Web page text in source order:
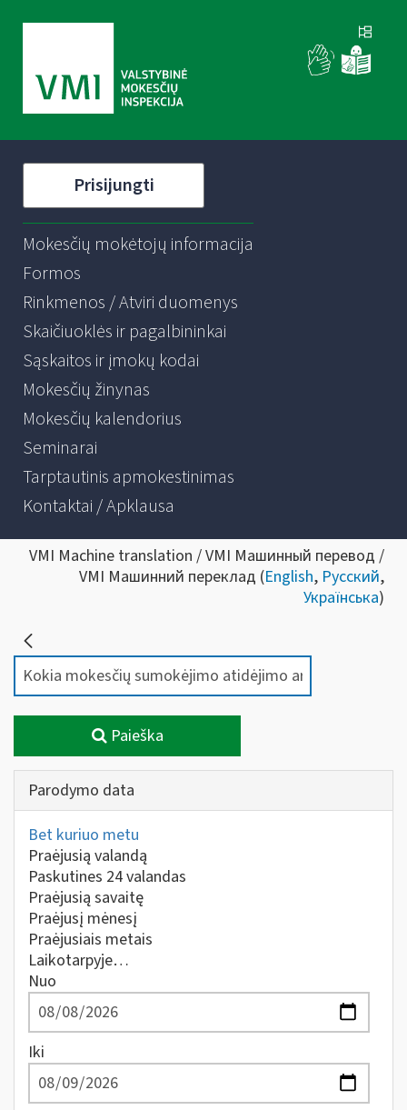
Prisijungti
Mokesčių mokėtojų informacija
Formos
Rinkmenos / Atviri duomenys
Skaičiuoklės ir pagalbininkai
Sąskaitos ir įmokų kodai
Mokesčių žinynas
Mokesčių kalendorius
Seminarai
Tarptautinis apmokestinimas
Kontaktai / Apklausa
VMI Machine translation / VMI Машинный перевод /
VMI Машинний переклад (English, Русский,
Українська)
Paieška
Parodymo data
Bet kuriuo metu
Praėjusią valandą
Paskutines 24 valandas
Praėjusią savaitę
Praėjusį mėnesį
Praėjusiais metais
Laikotarpyje…
Nuo
Iki